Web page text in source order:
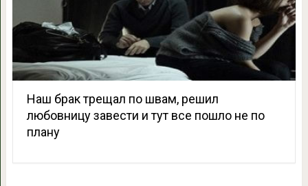
Наш брак трещал по швам, решил
любовницу завести и тут все пошло не по
плану